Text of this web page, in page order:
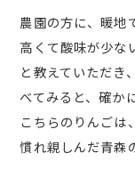
農園の方に、暖地
高くて酸味が少な
と教えていただき
べてみると、確か
こちらのりんごは
慣れ親しんだ青森